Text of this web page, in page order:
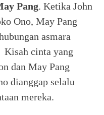
Pang. Ketika John
Ono, May Pang
asmara
Kisah cinta yang
dan May Pang
dianggap selalu
mereka.